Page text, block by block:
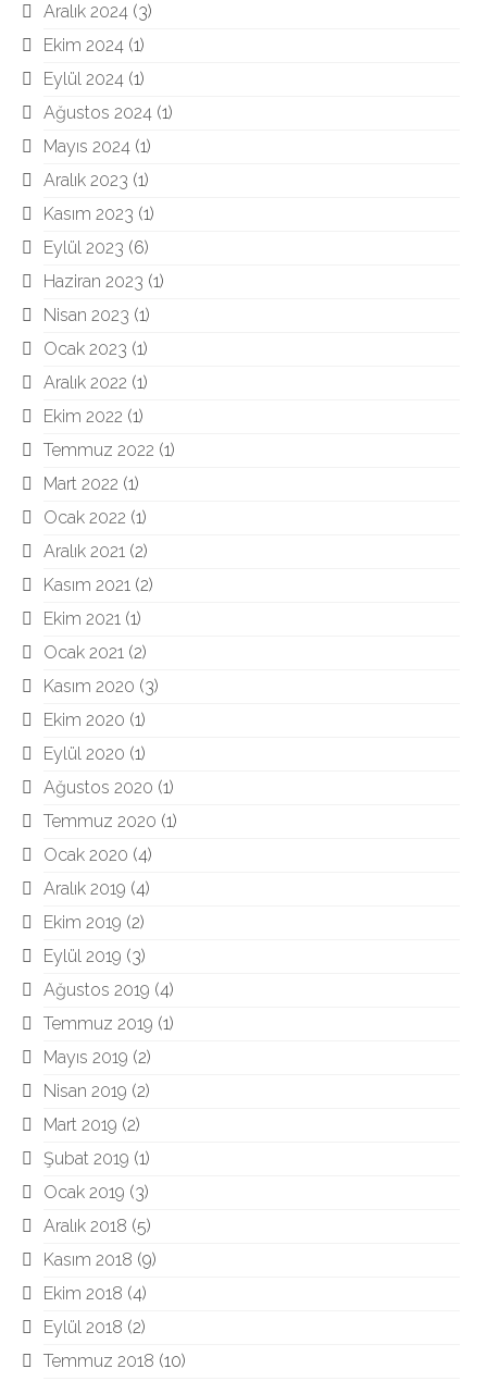
Aralık 2024 (3)
Ekim 2024 (1)
Eylül 2024 (1)
Ağustos 2024 (1)
Mayıs 2024 (1)
Aralık 2023 (1)
Kasım 2023 (1)
Eylül 2023 (6)
Haziran 2023 (1)
Nisan 2023 (1)
Ocak 2023 (1)
Aralık 2022 (1)
Ekim 2022 (1)
Temmuz 2022 (1)
Mart 2022 (1)
Ocak 2022 (1)
Aralık 2021 (2)
Kasım 2021 (2)
Ekim 2021 (1)
Ocak 2021 (2)
Kasım 2020 (3)
Ekim 2020 (1)
Eylül 2020 (1)
Ağustos 2020 (1)
Temmuz 2020 (1)
Ocak 2020 (4)
Aralık 2019 (4)
Ekim 2019 (2)
Eylül 2019 (3)
Ağustos 2019 (4)
Temmuz 2019 (1)
Mayıs 2019 (2)
Nisan 2019 (2)
Mart 2019 (2)
Şubat 2019 (1)
Ocak 2019 (3)
Aralık 2018 (5)
Kasım 2018 (9)
Ekim 2018 (4)
Eylül 2018 (2)
Temmuz 2018 (10)